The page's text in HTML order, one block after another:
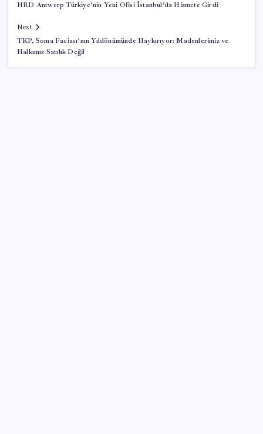
HRD Antwerp Türkiye’nin Yeni Ofisi İstanbul’da Hizmete Girdi
Next
TKP, Soma Faciası’nın Yıldönümünde Haykırıyor: Madenlerimiz ve
Halkımız Satılık Değil